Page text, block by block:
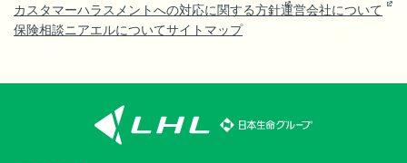
カスタマーハラスメントへの対応に関する方針運営会社について
保険相談ニアエルについてサイトマップ